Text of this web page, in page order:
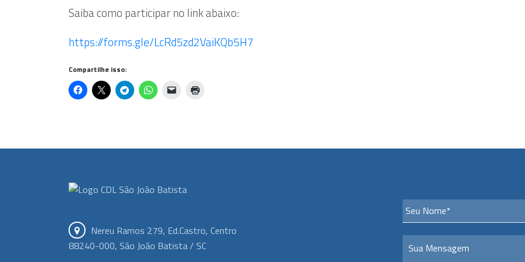
Saiba como participar no link abaixo:
https://forms.gle/LcRd5zd2VaiKQb5H7
Compartilhe isso:
Nereu Ramos 279, Ed.Castro, Centro
88240-000, São João Batista / SC